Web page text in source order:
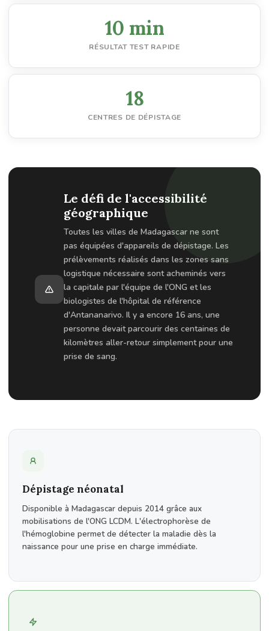
10 min
RÉSULTAT TEST RAPIDE
18
CENTRES DE DÉPISTAGE
Le défi de l'accessibilité
géographique
Toutes les villes de Madagascar ne sont
pas équipées d'appareils de dépistage. Les
prélèvements réalisés dans les zones sans
logistique nécessaire sont acheminés vers
la capitale par l'équipe de l'ONG et les
biologistes de l'hôpital de référence
d'Antananarivo. Il y a encore 16 ans, une
personne devait parcourir des centaines de
kilomètres aller-retour simplement pour une
prise de sang.
Dépistage néonatal
Disponible à Madagascar depuis 2014 grâce aux
mobilisations de l'ONG LCDM. L'électrophorèse de
l'hémoglobine permet de détecter la maladie dès la
naissance pour une prise en charge immédiate.